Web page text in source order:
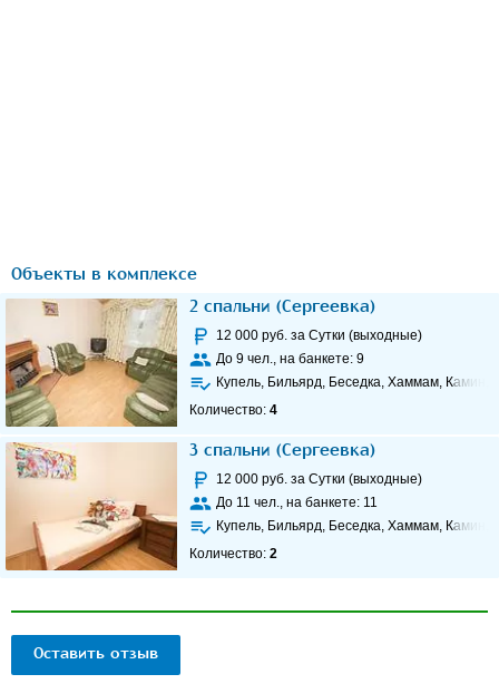
Объекты в комплексе
2 спальни (Сергеевка)
12 000 руб. за Сутки (выходные)
До 9 чел., на банкете: 9
Купель, Бильярд, Беседка, Хаммам, Камин,
Количество: 4
3 спальни (Сергеевка)
12 000 руб. за Сутки (выходные)
До 11 чел., на банкете: 11
Купель, Бильярд, Беседка, Хаммам, Камин,
Количество: 2
Оставить отзыв